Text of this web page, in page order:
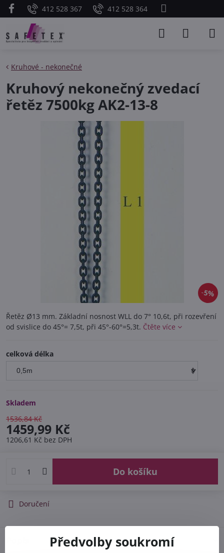
412 528 367 412 528 364
5%
Kruhové - nekonečné
Kruhový nekonečný zvedací
řetěz 7500kg AK2-13-8
Řetěz Ø13 mm. Základní nosnost WLL do 7° 10,6t, při rozevření
od svislice do 45°= 7,5t, při 45°-60°=5,3t. Čtěte více
celková délka
Skladem
1536,84 Kč
1459,99 Kč
1206,61 Kč bez DPH
Do košíku
Doručení
Předvolby soukromí